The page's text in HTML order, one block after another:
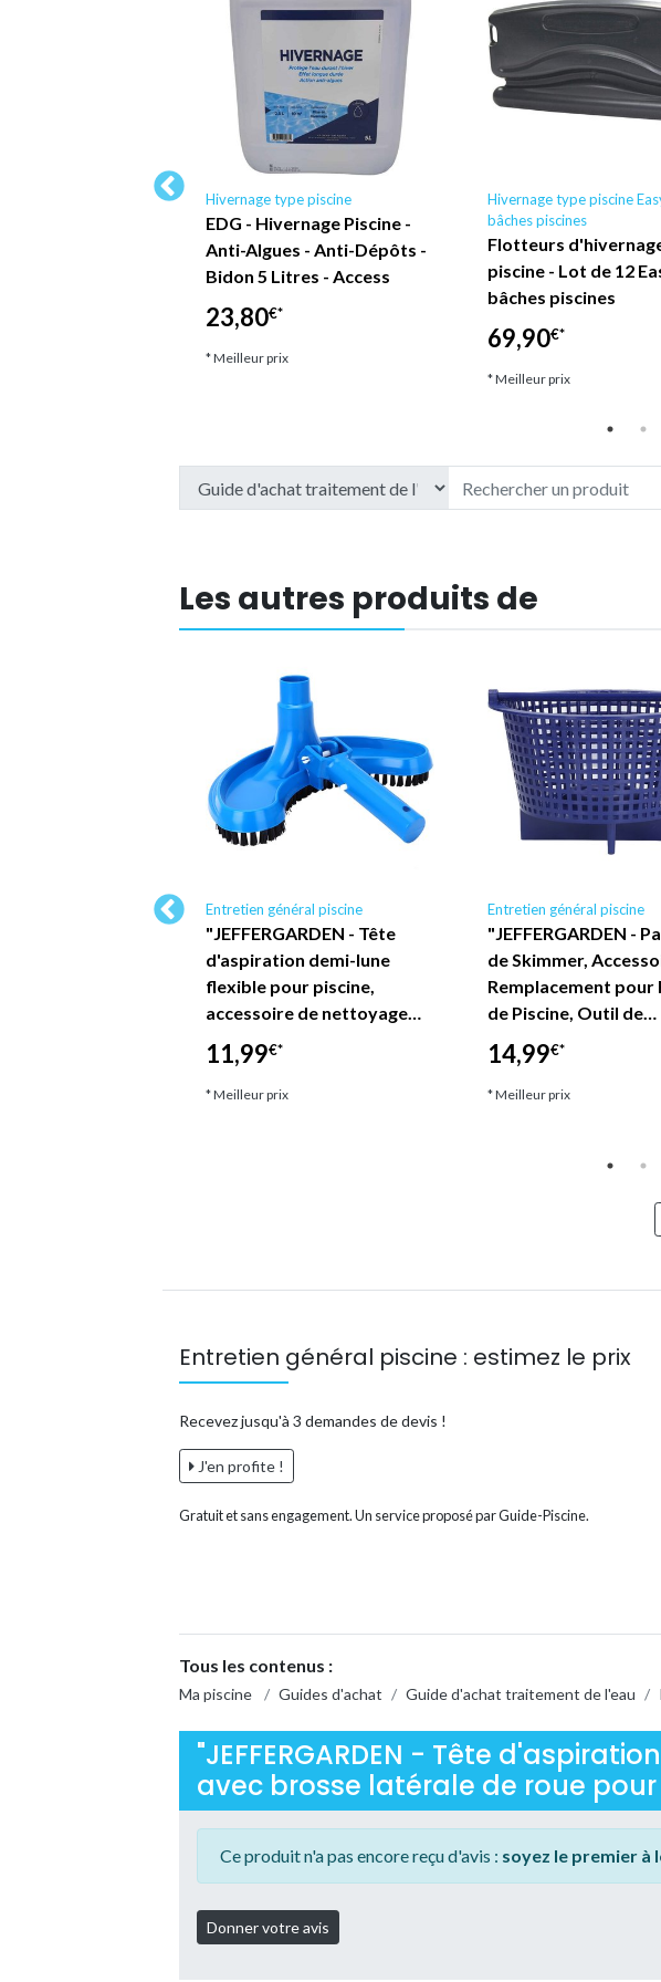
Hivernage type piscine
EDG - Hivernage Piscine -
Anti-Algues - Anti-Dépôts -
Bidon 5 Litres - Access
23,80€*
* Meilleur prix
Hivernage type piscine
bâches piscines
Flotteurs
piscine - Lot de 12
bâches piscines
69,90€*
* Meilleur prix
Les autres produits de
Entretien général piscine
"JEFFERGARDEN - Tête
d'aspiration demi-lune
flexible pour piscine,
accessoire de nettoyage…
11,99€*
* Meilleur prix
Entretien général piscine
"JEFFERGARDEN -
de Skimmer,
Remplacement pour
de Piscine, Outil de…
14,99€*
* Meilleur prix
Entretien général piscine : estimez le prix
Recevez jusqu'à 3 demandes de devis !
J'en profite !
Gratuit et sans engagement. Un service proposé par Guide-Piscine.
Tous les contenus :
Ma piscine / Guides d'achat / Guide d'achat traitement de l'eau /
"JEFFERGARDEN - Tête
avec brosse latérale de roue
Ce produit n'a pas encore reçu d'avis : soyez le premier à